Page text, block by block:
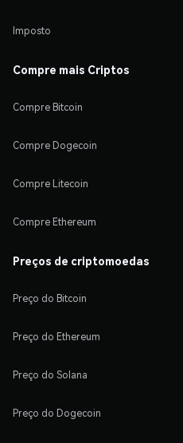
Imposto
Compre mais Criptos
Compre Bitcoin
Compre Dogecoin
Compre Litecoin
Compre Ethereum
Preços de criptomoedas
Preço do Bitcoin
Preço do Ethereum
Preço do Solana
Preço do Dogecoin